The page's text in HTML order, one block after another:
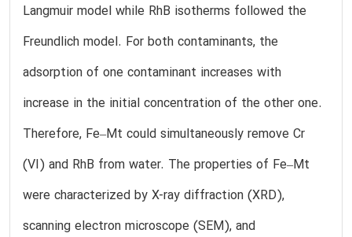
Langmuir model while RhB isotherms followed the
Freundlich model. For both contaminants, the
adsorption of one contaminant increases with
increase in the initial concentration of the other one.
Therefore, Fe–Mt could simultaneously remove Cr
(VI) and RhB from water. The properties of Fe–Mt
were characterized by X-ray diffraction (XRD),
scanning electron microscope (SEM), and